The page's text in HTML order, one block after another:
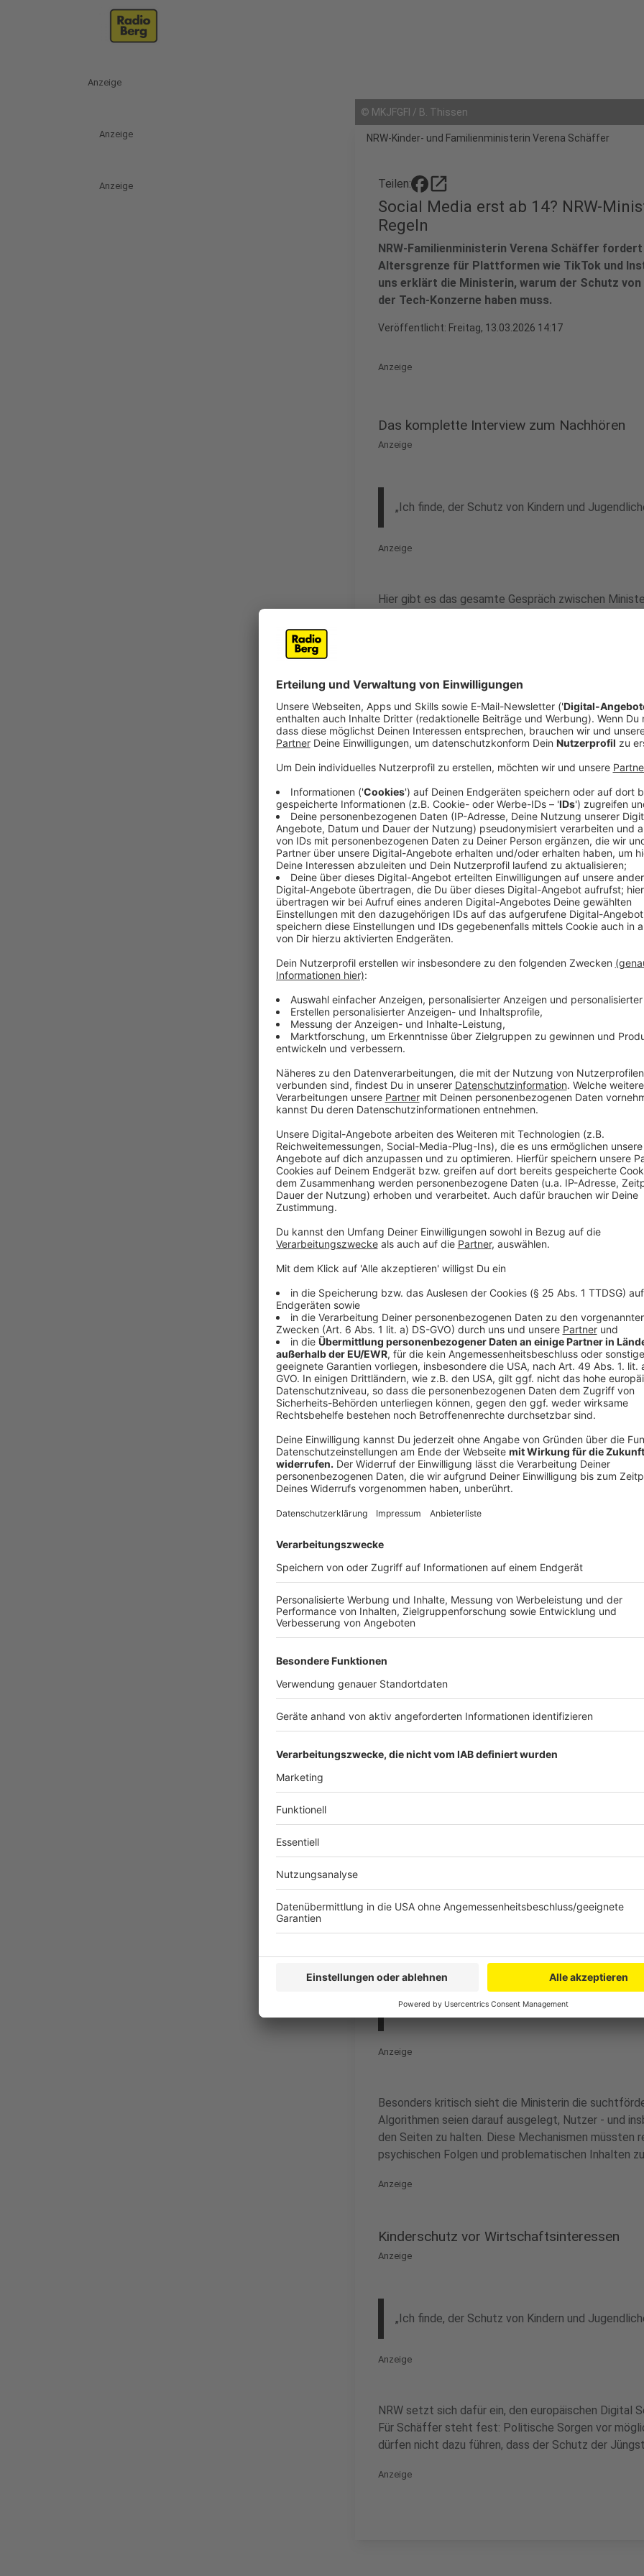
Anzeige
Anzeige
Anzeige
© MKJFGFI / B. Thissen
NRW-Kinder- und Familienministerin Verena Schäffer
Teilen: open_in_new
Social Media erst ab 14? NRW-
Regeln
NRW-Familienministerin Verena Schäffer fordert
Altersgrenze für Plattformen wie TikTok und
uns erklärt die Ministerin, warum der Schutz
der Tech-Konzerne haben muss.
Veröffentlicht: Freitag, 13.03.2026 14:17
Anzeige
Das komplette Interview zum Nachhören
Anzeige
„Ich finde, der Schutz von Kindern und
Anzeige
Hier gibt es das gesamte Gespräch zwischen
José Narciandi
Interview Verena Schäffer
Anzeige
©MKJFGFI / D. Linde
NRW-Kinder- und Familienministerin Verena Schäffer
Anzeige
Neue Altersgrenze für Instagram und TikTok
Anzeige
„Ich halte es für sinnvoll, die Altersgrenze, die
wird, auf 14 Jahre anzuheben.“
Anzeige
Bisherige Kontrollen seien laut Schäffer
Jahre schaffe Klarheit, da dies eine bereits
Bereichen sei. Ziel sei es, eine klare soziale Norm zu
Netzwerken unterwegs sein sollten.
Plattformbetreiber stärker in der
„Ich möchte weniger Kinder und Jugendliche in
Plattformbetreiber.“
Anzeige
Die Ministerin betont, dass die Debatte weg von
führen müsse. Stattdessen müssten die Anbieter
Jugendschutzregeln konsequent eingehalten
garantiert, dürfe der Zugang für die betroffenen
Milliardengewinne verpflichten zum Schutz
Anzeige
„Sie machen Milliardengewinne und sind
Plattformen gezeigt wird.“
Die wirtschaftliche Macht der Tech-Giganten
einhergehen. Schäffer schlägt vor, die Konzerne
Programme zur Förderung der Medienkompetenz
finanzieren.
Anzeige
Kampf gegen manipulative Algorithmen
Anzeige
„Wir erleben bei TikTok und anderen
Algorithmen bevorzugt werden. Das darf nicht
Anzeige
Besonders kritisch sieht die Ministerin die
Algorithmen seien darauf ausgelegt, Nutzer - und
den Seiten zu halten. Diese Mechanismen müssten
psychischen Folgen und problematischen Inhalten
Anzeige
Kinderschutz vor Wirtschaftsinteressen
Anzeige
„Ich finde, der Schutz von Kindern und
Anzeige
NRW setzt sich dafür ein, den europäischen Digital
Für Schäffer steht fest: Politische Sorgen vor
dürfen nicht dazu führen, dass der Schutz der
Anzeige